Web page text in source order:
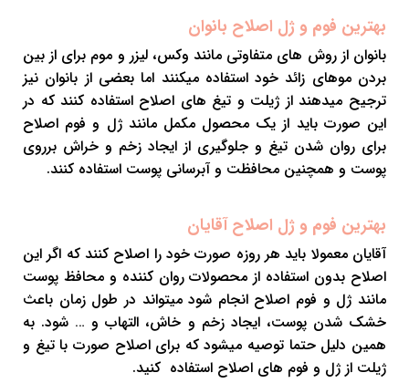
بهترین فوم و ژل اصلاح بانوان
بانوان از روش های متفاوتی مانند وکس، لیزر و موم برای از بین
بردن موهای زائد خود استفاده میکنند اما بعضی از بانوان نیز
ترجیح میدهند از ژیلت و تیغ های اصلاح استفاده کنند که در
این صورت باید از یک محصول مکمل مانند ژل و فوم اصلاح
برای روان شدن تیغ و جلوگیری از ایجاد زخم و خراش برروی
پوست و همچنین محافظت و آبرسانی پوست استفاده کنند.
بهترین فوم و ژل اصلاح آقایان
آقایان معمولا باید هر روزه صورت خود را اصلاح کنند که اگر این
اصلاح بدون استفاده از محصولات روان کننده و محافظ پوست
مانند ژل و فوم اصلاح انجام شود میتواند در طول زمان باعث
خشک شدن پوست، ایجاد زخم و خاش، التهاب و … شود. به
همین دلیل حتما توصیه میشود که برای اصلاح صورت با تیغ و
ژیلت از ژل و فوم های اصلاح استفاده کنید.